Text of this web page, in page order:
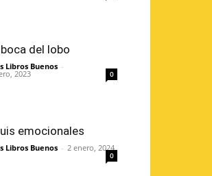
boca del lobo
Libros Buenos -
2023 0
emocionales
Libros Buenos - 2 enero, 2024
0